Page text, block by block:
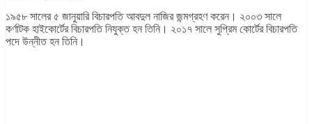
১৯৫৮ সালের ৫ জানুয়ারি বিচারপতি আবদুল নাজির জন্মগ্রহণ করেন। ২০০৩ সালে
কর্ণাটক হাইকোর্টের বিচারপতি নিযুক্ত হন তিনি। ২০১৭ সালে সুপ্রিম কোর্টের বিচারপতি
পদে উন্নীত হন তিনি।